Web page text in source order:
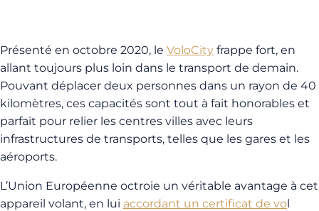
Présenté en octobre 2020, le VoloCity frappe fort, en
allant toujours plus loin dans le transport de demain.
Pouvant déplacer deux personnes dans un rayon de 40
kilomètres, ces capacités sont tout à fait honorables et
parfait pour relier les centres villes avec leurs
infrastructures de transports, telles que les gares et les
aéroports.
L’Union Européenne octroie un véritable avantage à cet
appareil volant, en lui accordant un certificat de vol